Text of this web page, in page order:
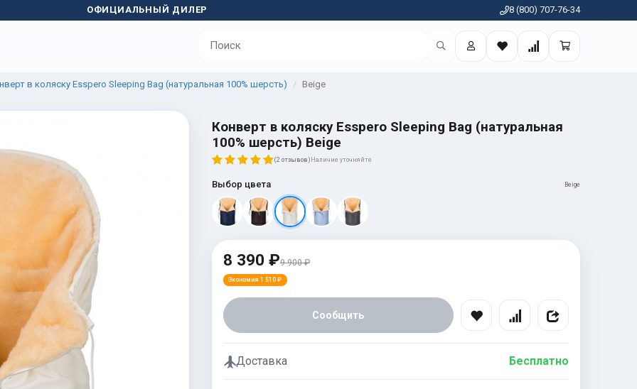
ОФИЦИАЛЬНЫЙ ДИЛЕР 8 (800) 707-76-34
в коляску Esspero Sleeping Bag (натуральная 100% шерсть) Beige
Конверт в коляску Esspero Sleeping Bag (натуральная
100% шерсть) Beige
(2 отзывов) Наличие уточняйте
Выбор цвета Beige
8 390 ₽9 900 ₽
Экономия 1 510 ₽
Сообщить
Доставка Бесплатно